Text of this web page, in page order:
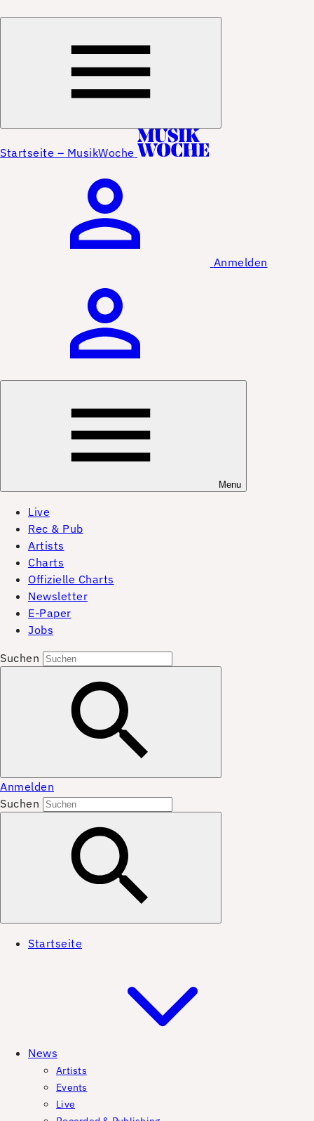
Startseite – MusikWoche
Anmelden
Menu
Live
Rec & Pub
Artists
Charts
Offizielle Charts
Newsletter
E-Paper
Jobs
Suchen
Anmelden
Suchen
Startseite
News
Artists
Events
Live